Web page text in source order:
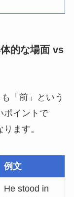
的な場面 vs
「前」という
ポイントで
ます。
例文
He stood in